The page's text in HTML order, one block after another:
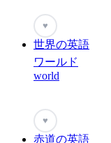
♥
世界の英語
ワールド
world
♥
赤道の英語